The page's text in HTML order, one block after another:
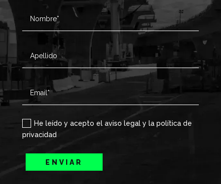
He leído y acepto el aviso legal y la política de
privacidad
ENVIAR